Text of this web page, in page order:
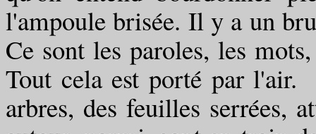
l'ampoule brisée. Il y a un
Ce sont les paroles, les
Tout cela est porté par
arbres, des feuilles serrées,